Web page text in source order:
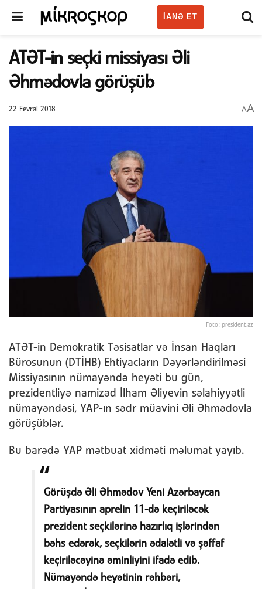
IANƏ ET
ATƏT-in seçki missiyası Əli
Əhmədovla görüşüb
22 Fevral 2018 AA
Foto: president.az
ATƏT-in Demokratik Təsisatlar və İnsan Haqları
Bürosunun (DTİHB) Ehtiyacların Dəyərləndirilməsi
Missiyasının nümayəndə heyəti bu gün,
prezidentliyə namizəd İlham Əliyevin səlahiyyətli
nümayəndəsi, YAP-ın sədr müavini Əli Əhmədovla
görüşüblər.
Bu barədə YAP mətbuat xidməti məlumat yayıb.
Görüşdə Əli Əhmədov Yeni Azərbaycan
Partiyasının aprelin 11-də keçiriləcək
prezident seçkilərinə hazırlıq işlərindən
bəhs edərək, seçkilərin ədalətli və şəffaf
keçiriləcəyinə əminliyini ifadə edib.
Nümayəndə heyətinin rəhbəri,